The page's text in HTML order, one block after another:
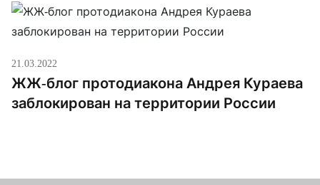
21.03.2022
ЖЖ-блог протодиакона Андрея Кураева
заблокирован на территории России